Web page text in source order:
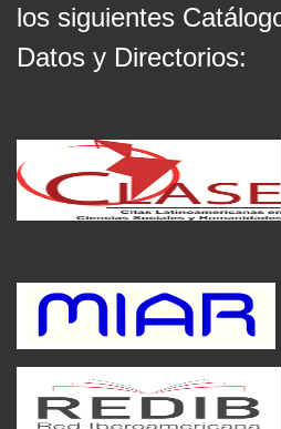
los siguientes
Datos y Directorios: